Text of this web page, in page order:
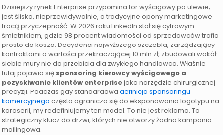
Dzisiejszy rynek Enterprise przypomina tor wyścigowy po ulewie;
jest ślisko, nieprzewidywalnie, a tradycyjne opony marketingowe
tracą przyczepność. W 2026 roku LinkedIn stał się cyfrowym
śmietnikiem, gdzie 98 procent wiadomości od sprzedawców trafia
prosto do kosza. Decydenci najwyższego szczebla, zarządzający
kontraktami o wartości przekraczającej 10 mln zł, zbudowali wokół
siebie mury nie do przebicia dla zwykłego handlowca. Właśnie
tutaj pojawia się sponsoring kierowcy wyścigowego a
pozyskiwanie klientów enterprisejako narzędzie chirurgicznej
precyzji. Podczas gdy standardowadefinicja sponsoringu
komercyjnego często ogranicza się do eksponowania logotypu na
karoserii, my redefiniujemy ten model. To nie jest reklama. To
strategiczny klucz do drzwi, których nie otworzy żadna kampania
mailingowa.